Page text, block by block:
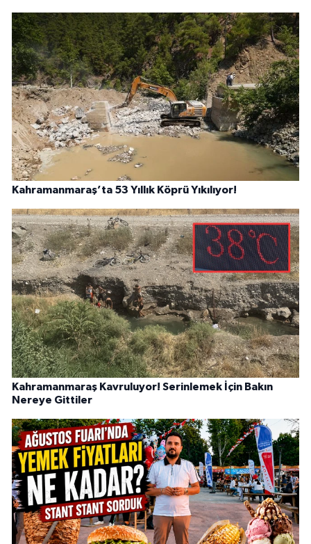
Kahramanmaraş’ta 53 Yıllık Köprü Yıkılıyor!
Kahramanmaraş Kavruluyor! Serinlemek İçin Bakın
Nereye Gittiler